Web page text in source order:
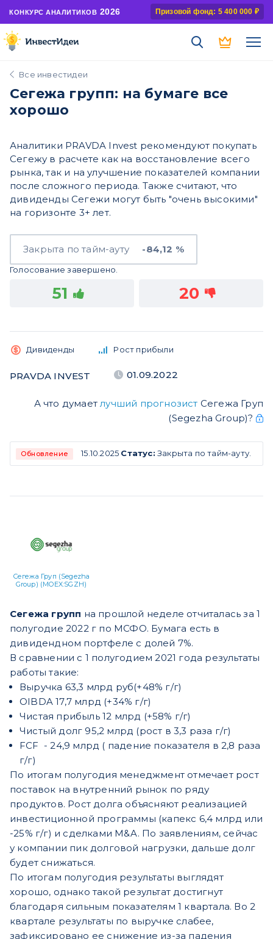
КОНКУРС АНАЛИТИКОВ 2026 Призовой фонд: 5 400 000 ₽
Все инвестидеи
Сегежа групп: на бумаге все
хорошо
Аналитики PRAVDA Invest рекомендуют покупать
Сегежу в расчете как на восстановление всего
рынка, так и на улучшение показателей компании
после сложного периода. Также считают, что
дивиденды Сегежи могут быть "очень высокими"
на горизонте 3+ лет.
Закрыта по тайм-ауту -84,12 %
Голосование завершено.
51 20
Дивиденды Рост прибыли
PRAVDA INVEST 01.09.2022
А что думает лучший прогнозист Сегежа Груп
(Segezha Group)?
Обновление 15.10.2025 Статус: Закрыта по тайм-ауту.
Сегежа Груп (Segezha
Group) (MOEX:SGZH)
Сегежа групп на прошлой неделе отчиталась за 1
полугодие 2022 г по МСФО. Бумага есть в
дивидендном портфеле с долей 7%.
В сравнении с 1 полугодием 2021 года результаты
работы такие:
Выручка 63,3 млрд руб(+48% г/г)
OIBDA 17,7 млрд (+34% г/г)
Чистая прибыль 12 млрд (+58% г/г)
Чистый долг 95,2 млрд (рост в 3,3 раза г/г)
FCF - 24,9 млрд ( падение показателя в 2,8 раза
г/г)
По итогам полугодия менеджмент отмечает рост
поставок на внутренний рынок по ряду
продуктов. Рост долга объясняют реализацией
инвестиционной программы (капекс 6,4 млрд или
-25% г/г) и сделками M&A. По заявлениям, сейчас
у компании пик долговой нагрузки, дальше долг
будет снижаться.
По итогам полугодия результаты выглядят
хорошо, однако такой результат достигнут
благодаря сильным показателям 1 квартала. Во 2
квартале результаты по выручке слабее,
зафиксировано ее снижение из-за падения